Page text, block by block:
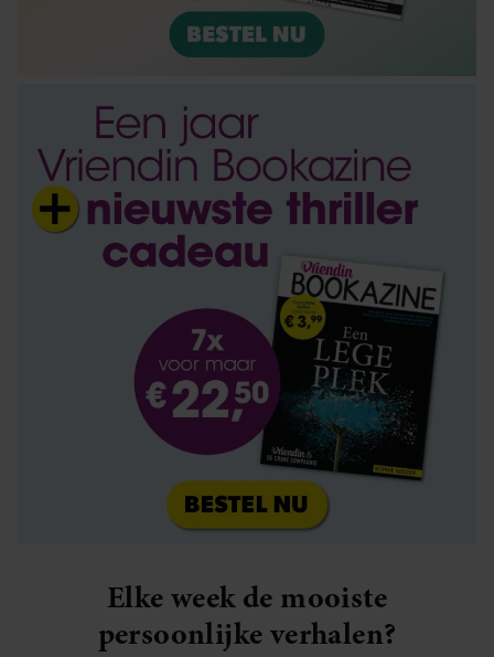
Elke week de mooiste
persoonlijke verhalen?